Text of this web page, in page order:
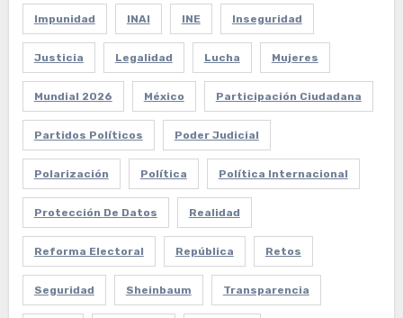
Impunidad INAI INE Inseguridad
Justicia Legalidad Lucha Mujeres
Mundial 2026 México Participación Ciudadana
Partidos Políticos Poder Judicial
Polarización Política Política Internacional
Protección De Datos Realidad
Reforma Electoral República Retos
Seguridad Sheinbaum Transparencia